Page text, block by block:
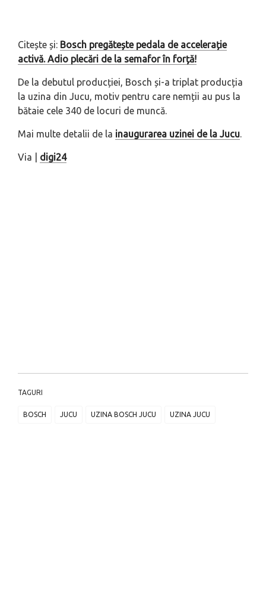
Citește și: Bosch pregătește pedala de accelerație
activă. Adio plecări de la semafor în forță!
De la debutul producției, Bosch și-a triplat producția
la uzina din Jucu, motiv pentru care nemții au pus la
bătaie cele 340 de locuri de muncă.
Mai multe detalii de la inaugurarea uzinei de la Jucu.
Via | digi24
TAGURI
BOSCH JUCU UZINA BOSCH JUCU UZINA JUCU